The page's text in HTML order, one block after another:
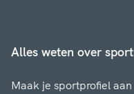
Alles weten over sport
Maak je sportprofiel aan